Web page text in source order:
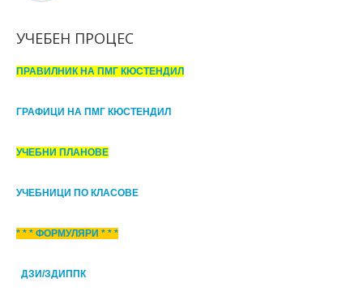
УЧЕБЕН ПРОЦЕС
ПРАВИЛНИК НА ПМГ КЮСТЕНДИЛ
ГРАФИЦИ НА ПМГ КЮСТЕНДИЛ
УЧЕБНИ ПЛАНОВЕ
УЧЕБНИЦИ ПО КЛАСОВЕ
* * * ФОРМУЛЯРИ * * *
ДЗИ/ЗДИППК